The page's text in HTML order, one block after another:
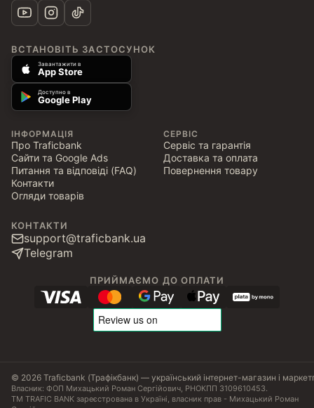
ВСТАНОВІТЬ ЗАСТОСУНОК
Завантажити в
App Store
Доступно в
Google Play
ІНФОРМАЦІЯ
Про Traficbank
Сайти та Google Ads
Питання та відповіді (FAQ)
Контакти
Огляди товарів
СЕРВІС
Сервіс та гарантія
Доставка та оплата
Повернення товару
КОНТАКТИ
support@traficbank.ua
Telegram
ПРИЙМАЄМО ДО ОПЛАТИ
© 2026 Traficbank (Трафікбанк) — український інтернет-магазин і
Власник: ФОП Михацький Роман Сергійович, РНОКПП 3109610453.
ТМ TRAFIC BANK зареєстрована в Україні, власник прав - Михацький Роман